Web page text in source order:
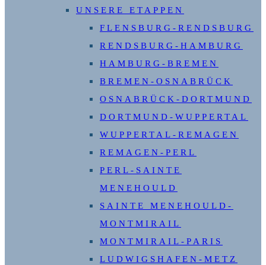
UNSERE ETAPPEN
FLENSBURG-RENDSBURG
RENDSBURG-HAMBURG
HAMBURG-BREMEN
BREMEN-OSNABRÜCK
OSNABRÜCK-DORTMUND
DORTMUND-WUPPERTAL
WUPPERTAL-REMAGEN
REMAGEN-PERL
PERL-SAINTE
MENEHOULD
SAINTE MENEHOULD-
MONTMIRAIL
MONTMIRAIL-PARIS
LUDWIGSHAFEN-METZ